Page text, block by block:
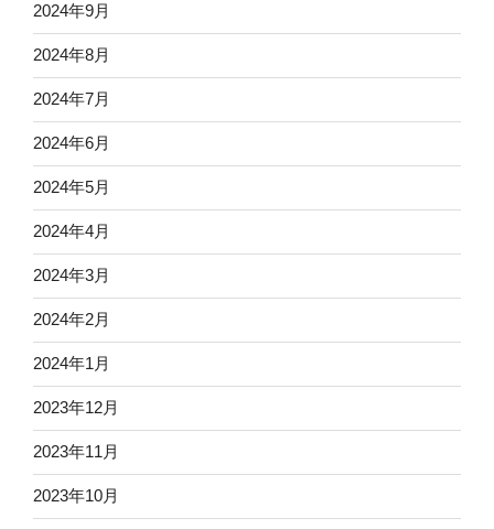
2024年9月
2024年8月
2024年7月
2024年6月
2024年5月
2024年4月
2024年3月
2024年2月
2024年1月
2023年12月
2023年11月
2023年10月